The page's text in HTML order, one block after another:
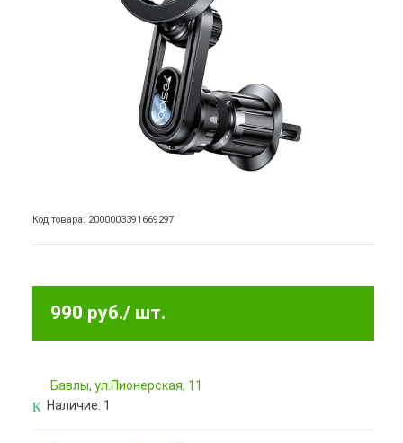
Код товара: 2000003391669297
990 руб./ шт.
Бавлы, ул.Пионерская, 11
Наличие: 1